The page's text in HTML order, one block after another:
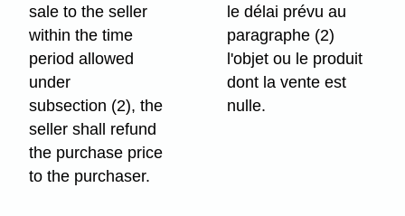
sale to the seller
within the time
period allowed
under
subsection (2), the
seller shall refund
the purchase price
to the purchaser.
le délai prévu au
paragraphe (2)
l'objet ou le produit
dont la vente est
nulle.